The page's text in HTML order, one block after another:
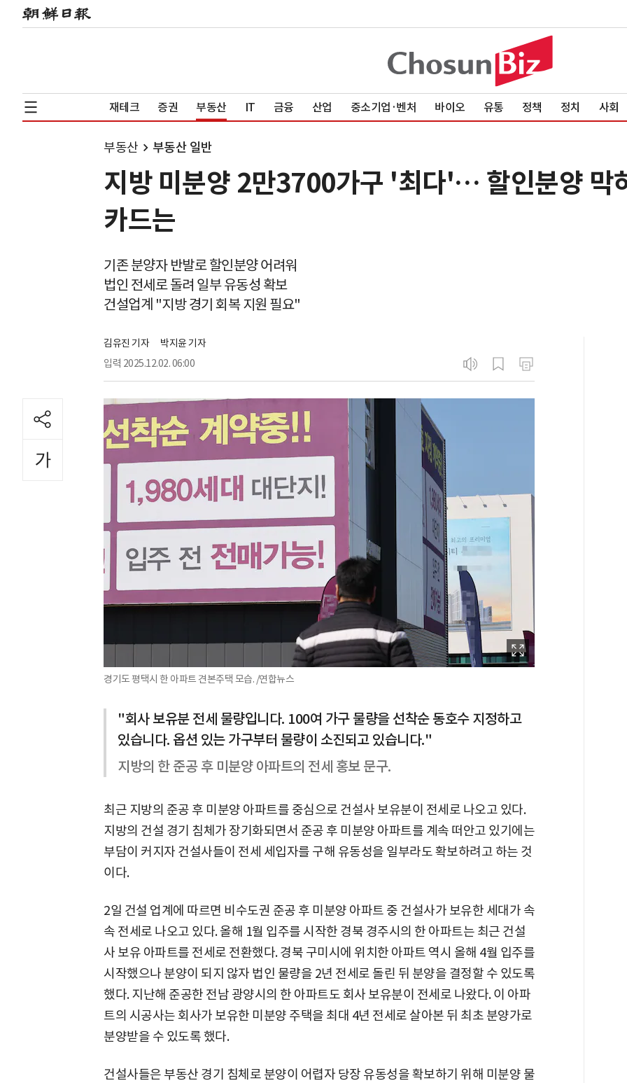
재테크 증권 부동산 IT 금융 산업 중소기업·벤처 바이오 유통 정책 정치 사회
부동산 부동산 일반
지방 미분양 2만3700가구 '최다'… 할인분양 막
카드는
기존 분양자 반발로 할인분양 어려워
법인 전세로 돌려 일부 유동성 확보
건설업계 "지방 경기 회복 지원 필요"
김유진 기자
박지윤 기자
입력 2025.12.02. 06:00
경기도 평택시 한 아파트 견본주택 모습. /연합뉴스
"회사 보유분 전세 물량입니다. 100여 가구 물량을 선착순 동호수 지정하고
있습니다. 옵션 있는 가구부터 물량이 소진되고 있습니다."
지방의 한 준공 후 미분양 아파트의 전세 홍보 문구.
최근 지방의 준공 후 미분양 아파트를 중심으로 건설사 보유분이 전세로 나오고 있다.
지방의 건설 경기 침체가 장기화되면서 준공 후 미분양 아파트를 계속 떠안고 있기에는
부담이 커지자 건설사들이 전세 세입자를 구해 유동성을 일부라도 확보하려고 하는 것
이다.
2일 건설 업계에 따르면 비수도권 준공 후 미분양 아파트 중 건설사가 보유한 세대가 속
속 전세로 나오고 있다. 올해 1월 입주를 시작한 경북 경주시의 한 아파트는 최근 건설
사 보유 아파트를 전세로 전환했다. 경북 구미시에 위치한 아파트 역시 올해 4월 입주를
시작했으나 분양이 되지 않자 법인 물량을 2년 전세로 돌린 뒤 분양을 결정할 수 있도록
했다. 지난해 준공한 전남 광양시의 한 아파트도 회사 보유분이 전세로 나왔다. 이 아파
트의 시공사는 회사가 보유한 미분양 주택을 최대 4년 전세로 살아본 뒤 최초 분양가로
분양받을 수 있도록 했다.
건설사들은 부동산 경기 침체로 분양이 어렵자 당장 유동성을 확보하기 위해 미분양 물